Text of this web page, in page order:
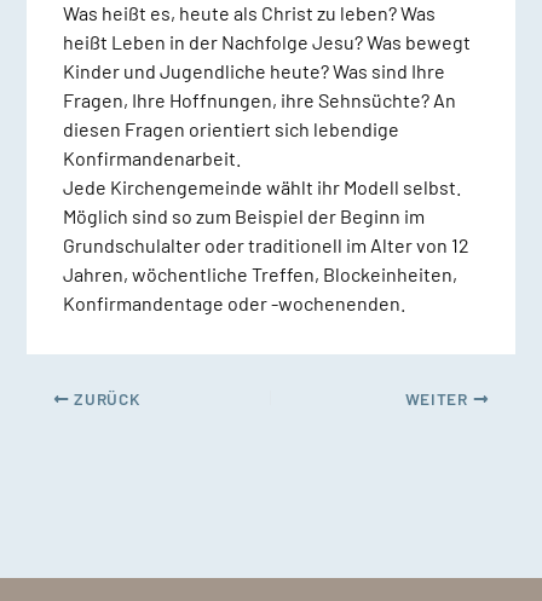
Was heißt es, heute als Christ zu leben? Was
heißt Leben in der Nachfolge Jesu? Was bewegt
Kinder und Jugendliche heute? Was sind Ihre
Fragen, Ihre Hoffnungen, ihre Sehnsüchte? An
diesen Fragen orientiert sich lebendige
Konfirmandenarbeit.
Jede Kirchengemeinde wählt ihr Modell selbst.
Möglich sind so zum Beispiel der Beginn im
Grundschulalter oder traditionell im Alter von 12
Jahren, wöchentliche Treffen, Blockeinheiten,
Konfirmandentage oder -wochenenden.
ZURÜCK WEITER